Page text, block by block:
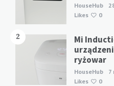
HouseHub
Likes
0
2
Mi
ryżowar
HouseHub 7
Likes
0